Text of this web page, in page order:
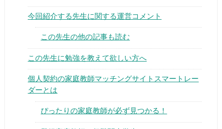
▶
今回紹介する先生に関する運営コメント
この先生の他の記事も読む
この先生に勉強を教えて欲しい方へ
個人契約の家庭教師マッチングサイトスマートレ
ーダーとは
ぴったりの家庭教師が必ず見つかる！